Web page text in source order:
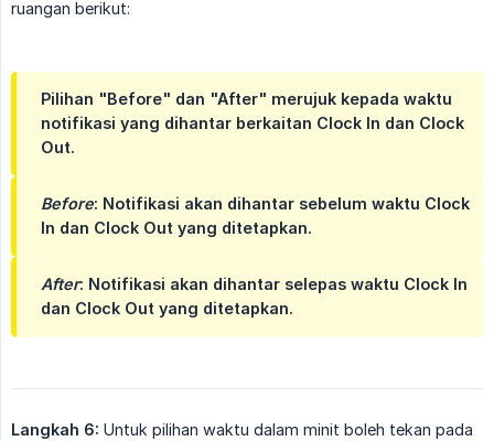
ruangan berikut:
Pilihan "Before" dan "After" merujuk kepada waktu
notifikasi yang dihantar berkaitan Clock In dan Clock
Out.
Before: Notifikasi akan dihantar sebelum waktu Clock
In dan Clock Out yang ditetapkan.
After: Notifikasi akan dihantar selepas waktu Clock In
dan Clock Out yang ditetapkan.
Langkah 6: Untuk pilihan waktu dalam minit boleh tekan pada